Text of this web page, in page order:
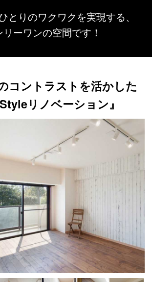
とりのワクワクを実現する、
リーワンの空間です！
コントラストを活かした
リノベーション』